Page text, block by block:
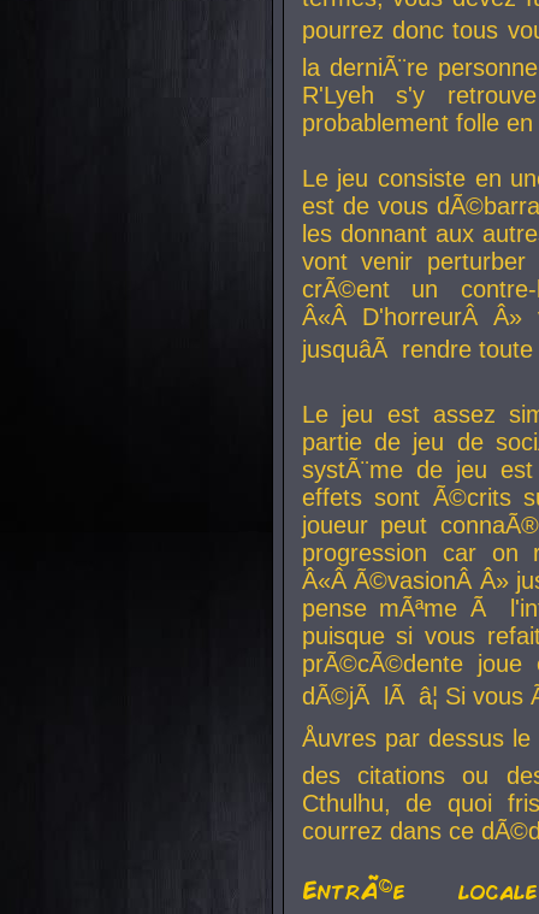
pourrez donc tous
la derniÃ¨re
R'Lyeh s'y
probablement folle
Le jeu consiste en
est de vous
les donnant aux
vont venir perturber
crÃ©ent un
Â«Â D'horreurÂ
jusquâÃ rendre
Le jeu est assez
partie de jeu de
systÃ¨me de jeu
effets sont Ã©crits
joueur peut
progression car
Â«Â Ã©vasionÂ Â»
pense mÃªme Ã
puisque si vous
prÃ©cÃ©dente
dÃ©jÃ lÃ â¦ Si vous
Åuvres par dessus
des citations ou
Cthulhu, de quoi
courrez dans ce
EntrÃ©e